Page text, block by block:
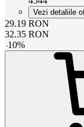
Vezi detaliile
29.19 RON
32.35 RON
-10%